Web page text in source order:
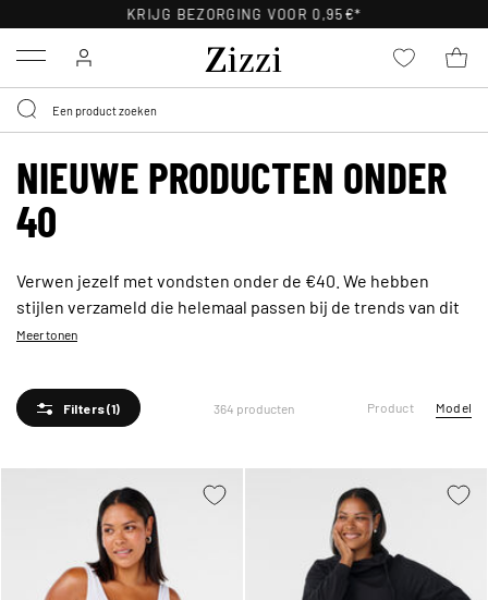
30 DAGEN GRATIS RETOURNEREN VOOR LEDEN
Menu
NIEUWE PRODUCTEN ONDER
40
Verwen jezelf met vondsten onder de €40. We hebben
stijlen verzameld die helemaal passen bij de trends van dit
seizoen – zonder dat je portemonnee daaronder lijdt. Van
garderobe in één keer upgraden. Ontdek alle vondsten en
shop je nieuwe must-haves onder de €40 hier.
Meer tonen
Filters(1) 364 producten Product Model